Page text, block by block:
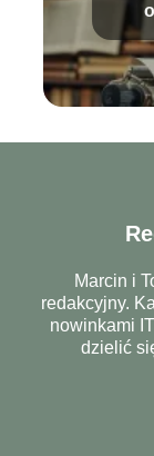
Marcin i
redakcyjny.
nowinkami
dzielić